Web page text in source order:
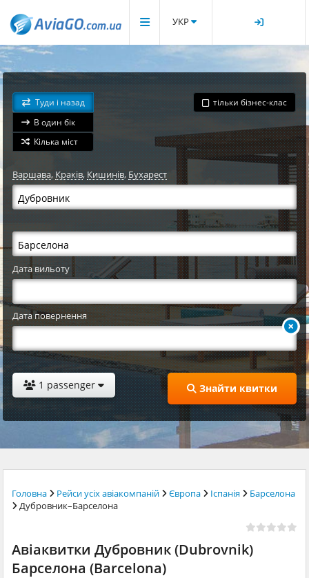
УКР
Туди і назад
В один бік
Кілька міст
тільки бізнес-клас
Варшава,Краків, Кишинів, Бухарест
Дата вильоту
Дата повернення
1 passenger Знайти квитки
Головна Рейси усіх авіакомпаній Європа Іспанія
Барселона
Дубровник–Барселона
Авіаквитки Дубровник (Dubrovnik)
Барселона (Barcelona)